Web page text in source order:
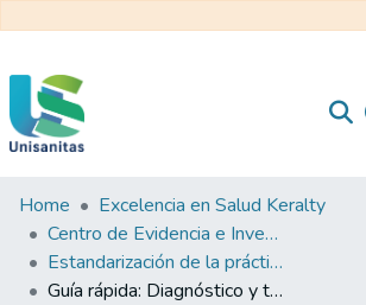
Inicio
Web
Unisanitas
Web
Biblioteca
Home
Excelencia en Salud Keralty
Centro de Evidencia e Investigación para las Decisiones en Salud – CEIDS
Estandarización de la práctica clínica
Guía rápida: Diagnóstico y tratamiento de personas con insuficiencia cardíaca aguda.